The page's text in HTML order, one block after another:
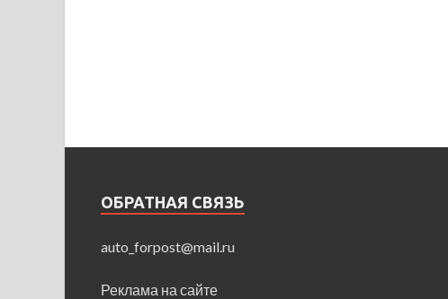
ОБРАТНАЯ СВЯЗЬ
auto_forpost@mail.ru
Реклама на сайте